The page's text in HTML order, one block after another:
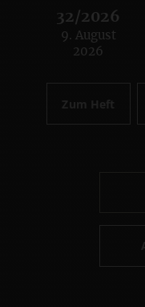
32/2026
:
9. August
2026
Zum Heft